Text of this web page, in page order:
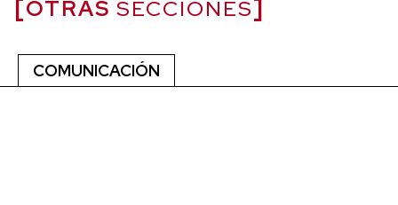
OTRAS SECCIONES
COMUNICACIÓN